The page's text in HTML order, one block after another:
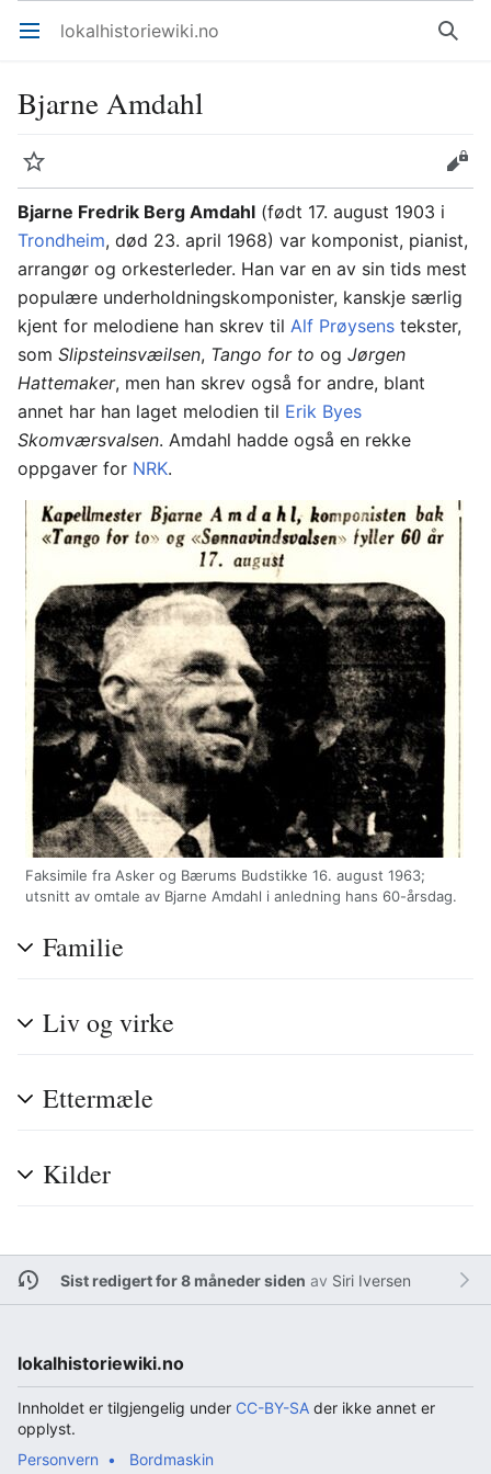
Åpne hovedmenyen lokalhistoriewiki.no Søk
Bjarne Amdahl
Overvåk
Rediger
Bjarne Fredrik Berg Amdahl (født 17. august 1903 i
Trondheim, død 23. april 1968) var komponist, pianist,
arrangør og orkesterleder. Han var en av sin tids mest
populære underholdningskomponister, kanskje særlig
kjent for melodiene han skrev til Alf Prøysens tekster,
som Slipsteinsvæilsen, Tango for to og Jørgen
Hattemaker, men han skrev også for andre, blant
annet har han laget melodien til Erik Byes
Skomværsvalsen. Amdahl hadde også en rekke
oppgaver for NRK.
Faksimile fra Asker og Bærums Budstikke 16. august 1963;
utsnitt av omtale av Bjarne Amdahl i anledning hans 60-årsdag.
Familie
Liv og virke
Ettermæle
Kilder
Sist redigert for 8 måneder siden av Siri Iversen
lokalhistoriewiki.no
Innholdet er tilgjengelig under CC-BY-SA der ikke annet er
opplyst.
Personvern
Bordmaskin